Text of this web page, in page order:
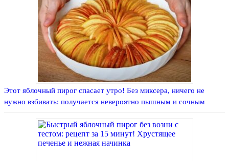
Этот яблочный пирог спасает утро! Без миксера, ничего не
нужно взбивать: получается невероятно пышным и сочным